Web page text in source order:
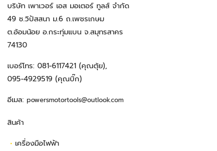
บริษัท เพาเวอร์ เอส มอเตอร์ ทูลส์ จำกัด
49 ซ.วิปัสสนา ม.6 ถ.เพชรเกษม
ต.อ้อมน้อย อ.กระทุ่มแบน จ.สมุทรสาคร
74130
เบอร์โทร: 081-6117421 (คุณตุ้ย),
095-4929519 (คุณบิ๊ก)
อีเมล: powersmotortools@outlook.com
สินค้า
• เครื่องมือไฟฟ้า